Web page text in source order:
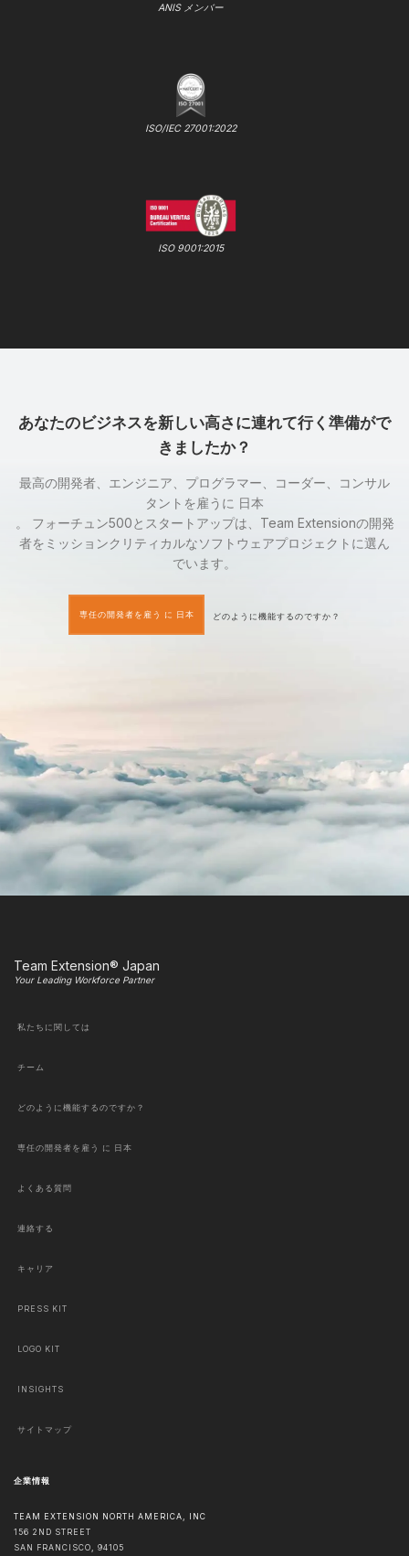
ANIS メンバー
ISO/IEC 27001:2022
ISO 9001:2015
あなたのビジネスを新しい高さに連れて行く準備がで
きましたか？
最高の開発者、エンジニア、プログラマー、コーダー、コンサル
タントを雇うに 日本
。 フォーチュン500とスタートアップは、Team Extensionの開発
者をミッションクリティカルなソフトウェアプロジェクトに選ん
でいます。
専任の開発者を雇う に 日本 どのように機能するのですか？
Team Extension® Japan
Your Leading Workforce Partner
私たちに関しては
チーム
どのように機能するのですか？
専任の開発者を雇う に 日本
よくある質問
連絡する
キャリア
PRESS KIT
LOGO KIT
INSIGHTS
サイトマップ
企業情報
TEAM EXTENSION NORTH AMERICA, INC
156 2ND STREET
SAN FRANCISCO, 94105